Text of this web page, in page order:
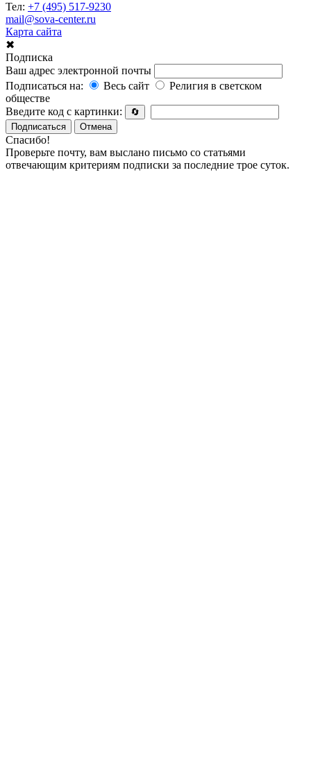
Тел: +7 (495) 517-9230
mail@sova-center.ru
Карта сайта
✖
Подписка
Ваш адрес электронной почты
Подписаться на:
Весь сайт
Религия в светском
обществе
Введите код с картинки:
🔄
Подписаться
Отмена
Спасибо!
Проверьте почту, вам выслано письмо со статьями
отвечающим критериям подписки за последние трое суток.